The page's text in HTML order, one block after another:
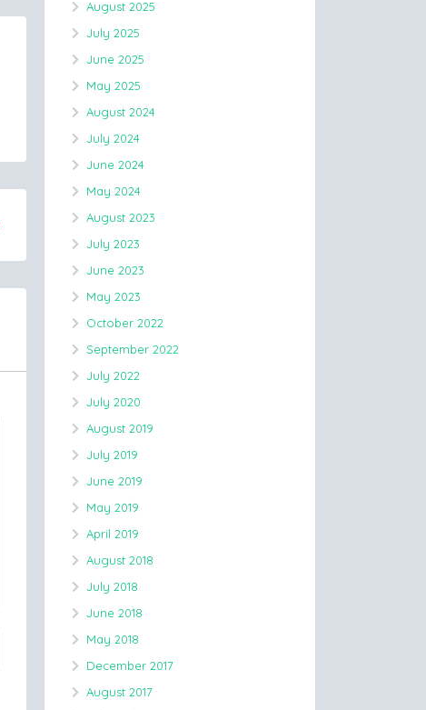
August 2025
July 2025
June 2025
May 2025
August 2024
July 2024
June 2024
May 2024
August 2023
July 2023
June 2023
May 2023
October 2022
September 2022
July 2022
July 2020
August 2019
July 2019
June 2019
May 2019
April 2019
August 2018
July 2018
June 2018
May 2018
December 2017
August 2017